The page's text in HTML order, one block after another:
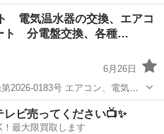
管4m込みで14000円でさせて頂
、 取り外しの引き取りは無料で
工事
電気温水器の交換、エアコ
ト 分電盤交換、各種…
6月26日
エアコン、電気温
お考えの方、 お気軽に連絡下さ
す。 コンセント一つからでもお
事
レビ売ってください📺✨
最大限買取します